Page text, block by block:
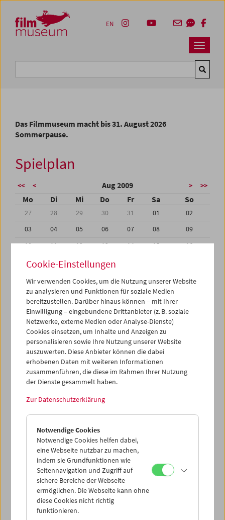
Zum Inhalt
Zum Hauptmenü
Zur Servicenavigation
Zum Suche
Navbar
EN
Das Filmmuseum macht bis 31. August 2026
Sommerpause.
Spielplan
<< < Aug 2009 > >>
Mo Di Mi Do Fr Sa So
27 28 29 30 31 01
02
03
04 05 06 07 08
09
10
11 12 13 14 15
16
17
18 19 20
24
26 28
30
31
01 02 03 04 05
iCalender
Programmheft-PDF
English language or subtitles
< Vorherige Woche
Mo 17.8.
Di 18.8.
Mi 19.8.
Do 20.8.
Cookie-Einstellungen
Wir verwenden Cookies, um die Nutzung unserer Website
zu analysieren und Funktionen für soziale Medien
bereitzustellen. Darüber hinaus können – mit Ihrer
Einwilligung – eingebundene Drittanbieter (z. B. soziale
Netzwerke, externe Medien oder Analyse-Dienste)
Cookies einsetzen, um Inhalte und Anzeigen zu
personalisieren sowie Ihre Nutzung unserer Website
auszuwerten. Diese Anbieter können die dabei
erhobenen Daten mit weiteren Informationen
zusammenführen, die diese im Rahmen Ihrer Nutzung
der Dienste gesammelt haben.
Zur Datenschutzerklärung
Notwendige Cookies
Notwendige Cookies helfen dabei,
eine Webseite nutzbar zu machen,
indem sie Grundfunktionen wie
Seitennavigation und Zugriff auf
sichere Bereiche der Webseite
ermöglichen. Die Webseite kann ohne
diese Cookies nicht richtig
funktionieren.